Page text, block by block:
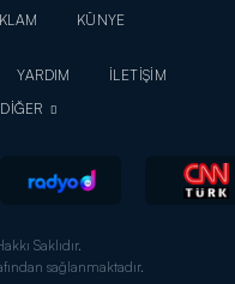
KÜNYE
YARDIM
İLETİŞİM
DİĞER
Saklıdır.
sağlanmaktadır.